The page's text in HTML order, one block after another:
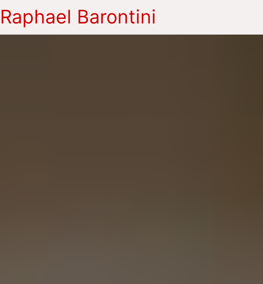
Raphael Barontini